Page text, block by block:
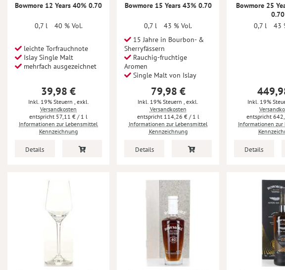
Bowmore 12 Years 40% 0.70
0,7 l 40 % Vol.
leichte Torfrauchnote
Islay Single Malt
mehrfach ausgezeichnet
39,98 €
Inkl. 19% Steuern exkl.
Versandkosten
57,11 € / 1 l
Informationen zur Lebensmittel
Kennzeichnung
Details
Bowmore 15 Years 43% 0.70
0,7 l
43 % Vol.
15 Jahre in Bourbon- &
Sherryfässern
Rauchig-fruchtige
Aromen
Single Malt von Islay
79,98 €
Inkl. 19% Steuern
exkl.
Versandkosten
114,26 € / 1 l
Informationen zur Lebensmittel
Kennzeichnung
Details
Bowmore 25
0.70
0,7 l
43
Inkl. 19%
Informationen zur
Details